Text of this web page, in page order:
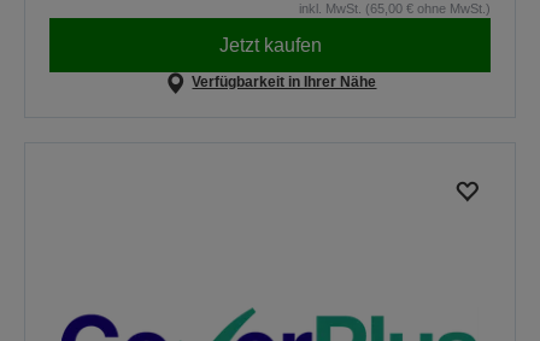
inkl. MwSt. (65,00 € ohne MwSt.)
Jetzt kaufen
Verfügbarkeit in Ihrer Nähe